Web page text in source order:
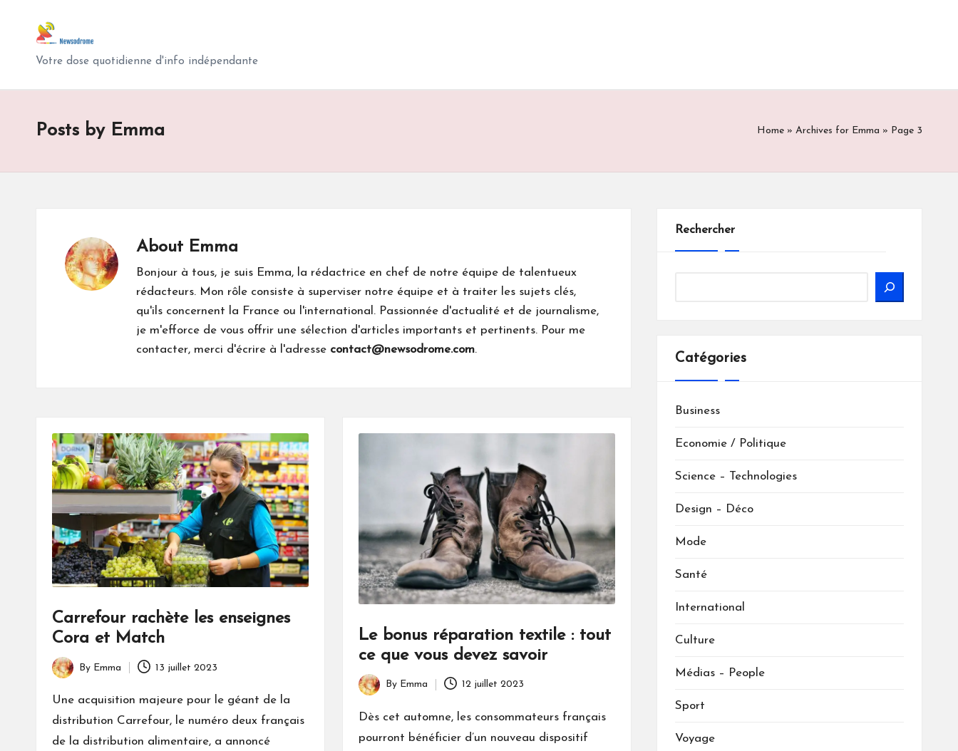
N
e
w
s
Votre dose quotidienne d'info indépendante
Posts by Emma Home » Archives for Emma » Page 3
About Emma
Bonjour à tous, je suis Emma, la rédactrice en chef de notre équipe de talentueux
rédacteurs. Mon rôle consiste à superviser notre équipe et à traiter les sujets clés,
qu'ils concernent la France ou l'international. Passionnée d'actualité et de journalisme,
je m'efforce de vous offrir une sélection d'articles importants et pertinents. Pour me
contacter, merci d'écrire à l'adresse contact@newsodrome.com.
Carrefour rachète les enseignes
Cora et Match
Posted
by
By Emma 13 juillet 2023
Une acquisition majeure pour le géant de la
distribution Carrefour, le numéro deux français
de la distribution alimentaire, a annoncé
Le bonus réparation textile : tout
ce que vous devez savoir
Posted
by
By Emma 12 juillet 2023
Dès cet automne, les consommateurs français
pourront bénéficier d’un nouveau dispositif
Rechercher
Catégories
Business
Economie / Politique
Science – Technologies
Design – Déco
Mode
Santé
International
Culture
Médias – People
Sport
Voyage